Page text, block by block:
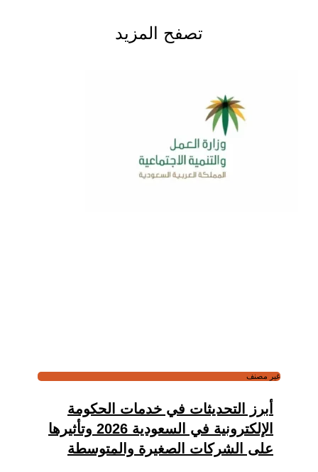
تصفح المزيد
غير مصنف
أبرز التحديثات في خدمات الحكومة
الإلكترونية في السعودية 2026 وتأثيرها
على الشركات الصغيرة والمتوسطة